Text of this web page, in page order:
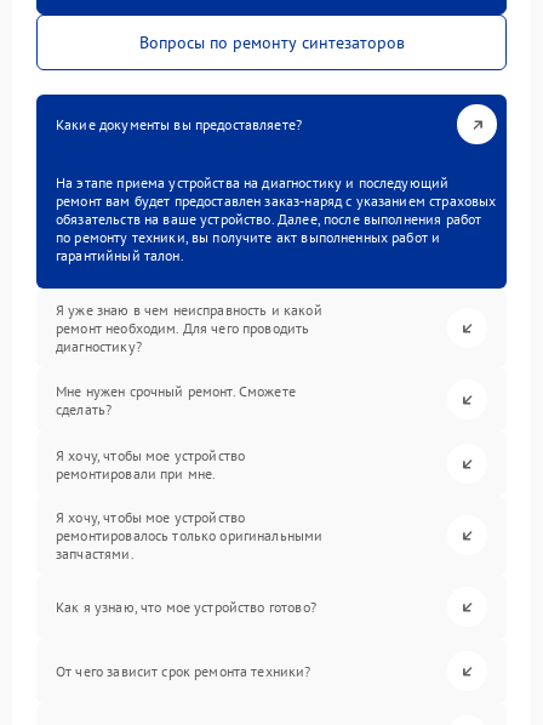
Вопросы по ремонту синтезаторов
Какие документы вы предоставляете?
На этапе приема устройства на диагностику и последующий
ремонт вам будет предоставлен заказ-наряд с указанием страховых
обязательств на ваше устройство. Далее, после выполнения работ
по ремонту техники, вы получите акт выполненных работ и
гарантийный талон.
Я уже знаю в чем неисправность и какой
ремонт необходим. Для чего проводить
диагностику?
Мне нужен срочный ремонт. Сможете
сделать?
Я хочу, чтобы мое устройство
ремонтировали при мне.
Я хочу, чтобы мое устройство
ремонтировалось только оригинальными
запчастями.
Как я узнаю, что мое устройство готово?
От чего зависит срок ремонта техники?